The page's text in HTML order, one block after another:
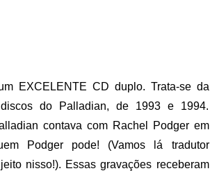
EXCELENTE CD duplo. Trata-se da
do Palladian, de 1993 e 1994.
contava com Rachel Podger em
Podger pode! (Vamos lá tradutor
nisso!). Essas gravações receberam